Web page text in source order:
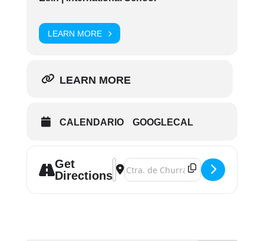
LEARN MORE
LEARN MORE
CALENDARIO GOOGLECAL
Get
Directions
Address - Jornada Informativa
Destination Address - Jornada